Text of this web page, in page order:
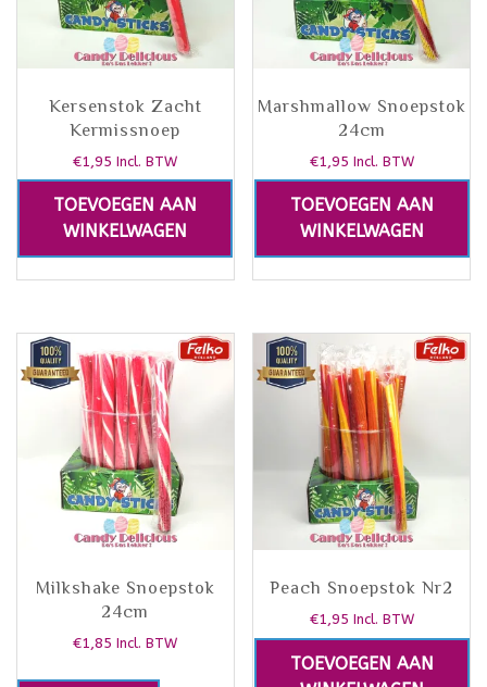
Kersenstok Zacht
Kermissnoep
€1,95 Incl. BTW
TOEVOEGEN AAN
WINKELWAGEN
Marshmallow Snoepstok
24cm
€1,95 Incl. BTW
TOEVOEGEN AAN
WINKELWAGEN
Milkshake Snoepstok
24cm
€1,85 Incl. BTW
Peach Snoepstok Nr2
€1,95 Incl. BTW
TOEVOEGEN AAN